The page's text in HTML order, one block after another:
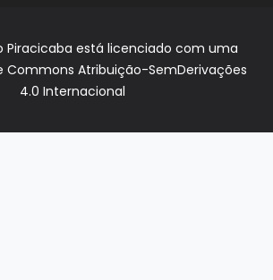
Piracicaba está licenciado com uma
Commons Atribuição-SemDerivações
4.0 Internacional